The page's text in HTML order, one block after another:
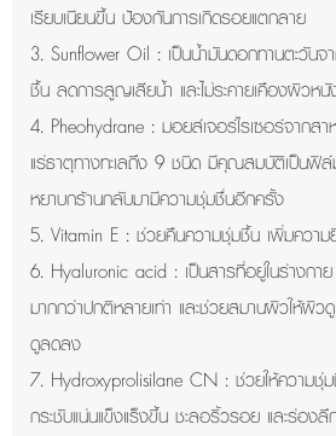
เรียบเนียนขึ้น ป้องกันการเกิดรอยแตกลาย
3. Sunflower Oil : เป็นน้ำมันดอกทานตะวัน
ชื้น ลดการสูญเสียน้ำ และไม่ระคายเคืองผิวหนั
4. Pheohydrane : มอยส์เจอร์ไรเซอร์จากสา
แร่ธาตุทางทะเลถึง 9 ชนิด มีคุณสมบัติเป็นฟิ
หยาบกร้านกลับมามีความชุ่มชื่นอีกครั้ง
5. Vitamin E : ช่วยคืนความชุ่มชื้น เพิ่มความ
6. Hyaluronic acid : เป็นสารที่อยู่ในร่างกา
มากกว่าปกติหลายเท่า และช่วยสมานผิวให้ผิว
ดูลดลง
7. Hydroxyprolisilane CN : ช่วยให้ความชุ่
กระชับแน่นแข็งแร็งขึ้น ชะลอริ้วรอย และร่อง